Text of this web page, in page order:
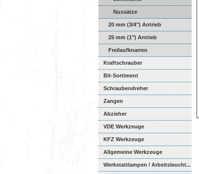
Nussätze
20 mm (3/4") Antrieb
25 mm (1") Antrieb
Freilaufknarren
Kraftschrauber
Bit-Sortiment
Schraubendreher
Zangen
Abzieher
VDE Werkzeuge
KFZ Werkzeuge
Allgemeine Werkzeuge
Werkstattlampen / Arbeitsleucht...